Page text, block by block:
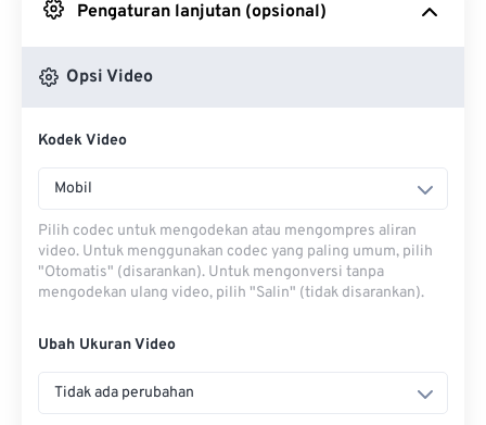
Pengaturan lanjutan (opsional)
Opsi Video
Kodek Video
Mobil
Pilih codec untuk mengodekan atau mengompres aliran
video. Untuk menggunakan codec yang paling umum, pilih
"Otomatis" (disarankan). Untuk mengonversi tanpa
mengodekan ulang video, pilih "Salin" (tidak disarankan).
Ubah Ukuran Video
Tidak ada perubahan